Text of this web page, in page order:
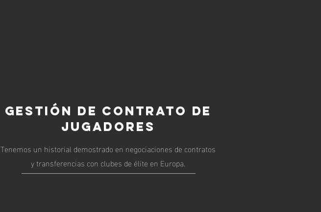
GESTIÓN DE CONTRATO DE
JUGADORES
Tenemos un historial demostrado en negociaciones de contratos
y transferencias con clubes de élite en Europa.